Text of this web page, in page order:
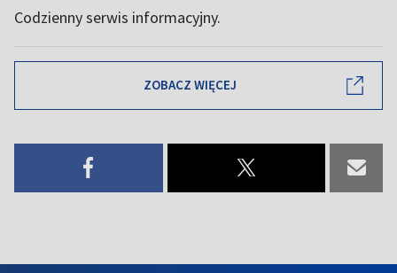
Codzienny serwis informacyjny.
ZOBACZ WIĘCEJ